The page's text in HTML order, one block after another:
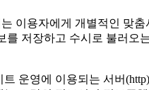
이용자에게 개별적인 맞춤
를 저장하고 수시로 불러오는
트 운영에 이용되는 서버